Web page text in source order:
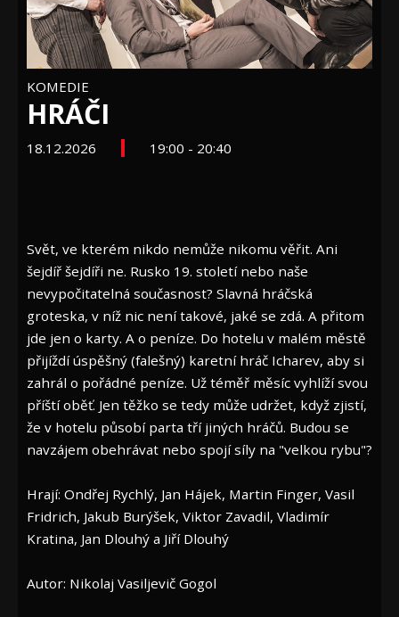
KOMEDIE
HRÁČI
18.12.2026 19:00 - 20:40
Svět, ve kterém nikdo nemůže nikomu věřit. Ani
šejdíř šejdíři ne. Rusko 19. století nebo naše
nevypočitatelná současnost? Slavná hráčská
groteska, v níž nic není takové, jaké se zdá. A přitom
jde jen o karty. A o peníze. Do hotelu v malém městě
přijíždí úspěšný (falešný) karetní hráč Icharev, aby si
zahrál o pořádné peníze. Už téměř měsíc vyhlíží svou
příští oběť. Jen těžko se tedy může udržet, když zjistí,
že v hotelu působí parta tří jiných hráčů. Budou se
navzájem obehrávat nebo spojí síly na "velkou rybu"?
Hrají: Ondřej Rychlý, Jan Hájek, Martin Finger, Vasil
Fridrich, Jakub Burýšek, Viktor Zavadil, Vladimír
Kratina, Jan Dlouhý a Jiří Dlouhý
Autor: Nikolaj Vasiljevič Gogol